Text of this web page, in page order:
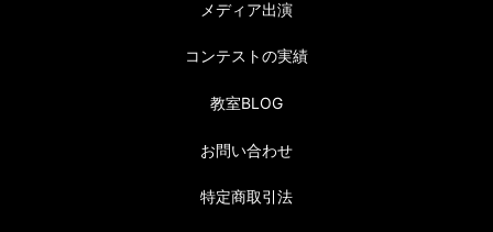
メディア出演
コンテストの実績
教室BLOG
お問い合わせ
特定商取引法